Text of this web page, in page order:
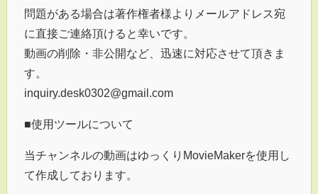
問題がある場合は著作権者様よりメールアドレス宛
に直接ご連絡頂けると幸いです。
動画の削除・非公開など、迅速に対応させて頂きま
す。
inquiry.desk0302@gmail.com
■使用ツールについて
当チャンネルの動画はゆっくりMovieMakerを使用し
て作成しております。